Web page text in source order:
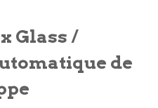
Glass /
de